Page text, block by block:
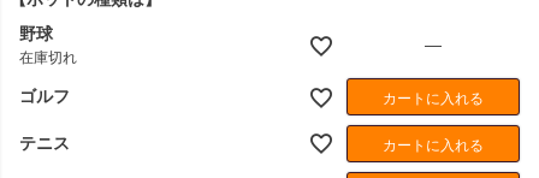
)
野球
在庫切れ
—
ゴルフ カートに入れる
テニス カートに入れる